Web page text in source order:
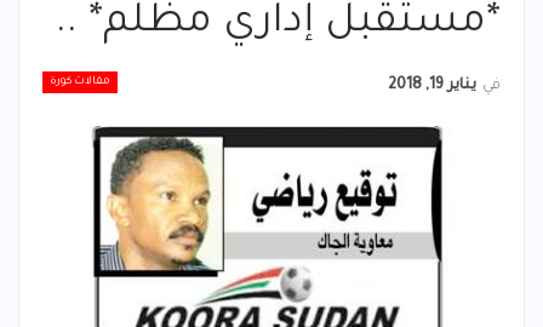
*مستقبل إداري مظلم* ..
مقالات كورة في يناير 19, 2018